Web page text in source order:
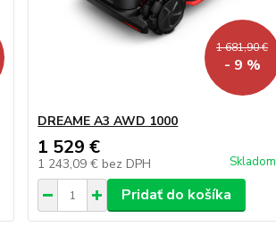
1 681,90 €
- 9 %
DREAME A3 AWD 1000
1 529 €
1 243,09 € bez DPH Skladom
Pridať do košíka